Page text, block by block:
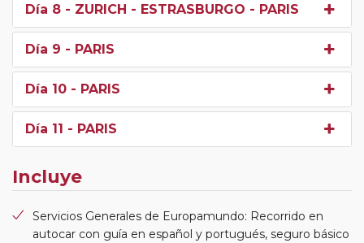
Día 8 - ZURICH - ESTRASBURGO - PARIS
Día 9 - PARIS
Día 10 - PARIS
Día 11 - PARIS
Incluye
Servicios Generales de Europamundo: Recorrido en
autocar con guía en español y portugués, seguro básico